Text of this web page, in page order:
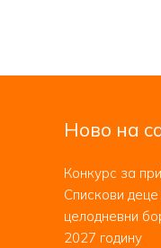
Ново на
Конкурс за
Спискови
целодневни
2027 годину